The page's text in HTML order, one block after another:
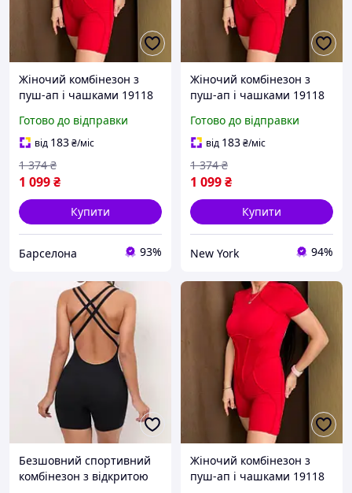
Жіночий комбінезон з
пуш-ап і чашками 19118
Готово до відправки
від 183₴/міс
1 099₴
1 374 ₴
Купити
Барселона 93%
Жіночий комбінезон з
пуш-ап і чашками 19118
Готово до відправки
від 183₴/міс
1 099₴
1 374 ₴
Купити
New York 94%
Безшовний спортивний
комбінезон з відкритою
Жіночий комбінезон з
пуш-ап і чашками 19118